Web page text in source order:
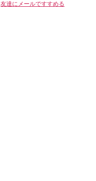
友達にメールですすめる